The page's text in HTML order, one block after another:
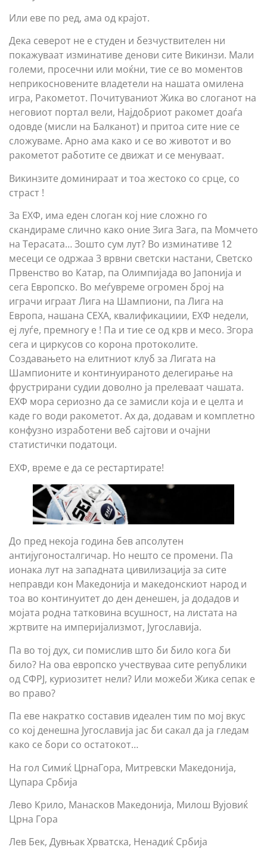
Или еве по ред, ама од крајот.
Дека северот не е студен и безчуствителен ни
покажуваат изминативе денови сите Викинзи. Мали
големи, просечни или моќни, тие се во моментов
неприкосновените владетели на нашата омилена
игра, Ракометот. Почитуваниот Жика во слоганот на
неговиот портал вели, Најдобриот ракомет доаѓа
одовде (мисли на Балканот) и притоа сите ние се
сложуваме. Арно ама како и се во животот и во
ракометот работите се движат и се менуваат.
Викинзите доминираат и тоа жестоко со срце, со
страст !
За ЕХФ, има еден слоган кој ние сложно го
скандираме слично како оние Зига Зага, па Момчето
на Терасата… Зошто сум лут? Во изминативе 12
месеци се одржаа 3 врвни светски настани, Светско
Првенство во Катар, па Олимпијада во Јапонија и
сега Европско. Во меѓувреме огромен број на
играчи играат Лига на Шампиони, па Лига на
Европа, нашана СЕХА, квалификациии, ЕХФ недели,
еј луѓе, премногу е ! Па и тие се од крв и месо. Згора
сега и циркусов со корона протоколите.
Создавањето на елитниот клуб за Лигата на
Шампионите и континуираното делегирање на
фрустрирани судии доволно ја прелеваат чашата.
ЕХФ мора сериозно да се замисли која и е целта и
каде го води ракометот. Ах да, додавам и комплетно
конфузно изработени веб сајтови и очајни
статистички податоци.
ЕХФ, време е да се рестартирате!
До пред некоја година бев апсолутен
антијугоносталгичар. Но нешто се промени. Па
ионака лут на западната цивилизација за сите
неправди кон Македонија и македонскиот народ и
тоа во континуитет до ден денешен, ја додадов и
мојата родна татковина всушност, на листата на
жртвите на империјализмот, Југославија.
Па во тој дух, си помислив што би било кога би
било? На ова европско учествуваа сите републики
од СФРЈ, куриозитет нели? Или можеби Жика сепак е
во право?
Па еве накратко составив идеален тим по мој вкус
со кој денешна Југославија јас би сакал да ја гледам
како се бори со остатокот…
На гол Симиќ ЦрнаГора, Митревски Македонија,
Цупара Србија
Лево Крило, Манасков Македонија, Милош Вујовиќ
Црна Гора
Лев Бек, Дувњак Хрватска, Ненадиќ Србија